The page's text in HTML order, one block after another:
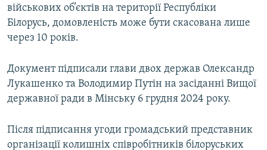
військових об’єктів на території Республіки
Білорусь, домовленість може бути скасована лише
через 10 років.
Документ підписали глави двох держав Олександр
Лукашенко та Володимир Путін на засіданні Вищої
державної ради в Мінську 6 грудня 2024 року.
Після підписання угоди громадський представник
організації колишніх співробітників білоруських